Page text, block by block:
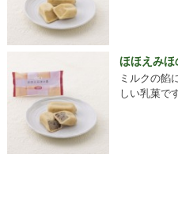
ほほえみほ
ミルクの餡
しい乳菓で